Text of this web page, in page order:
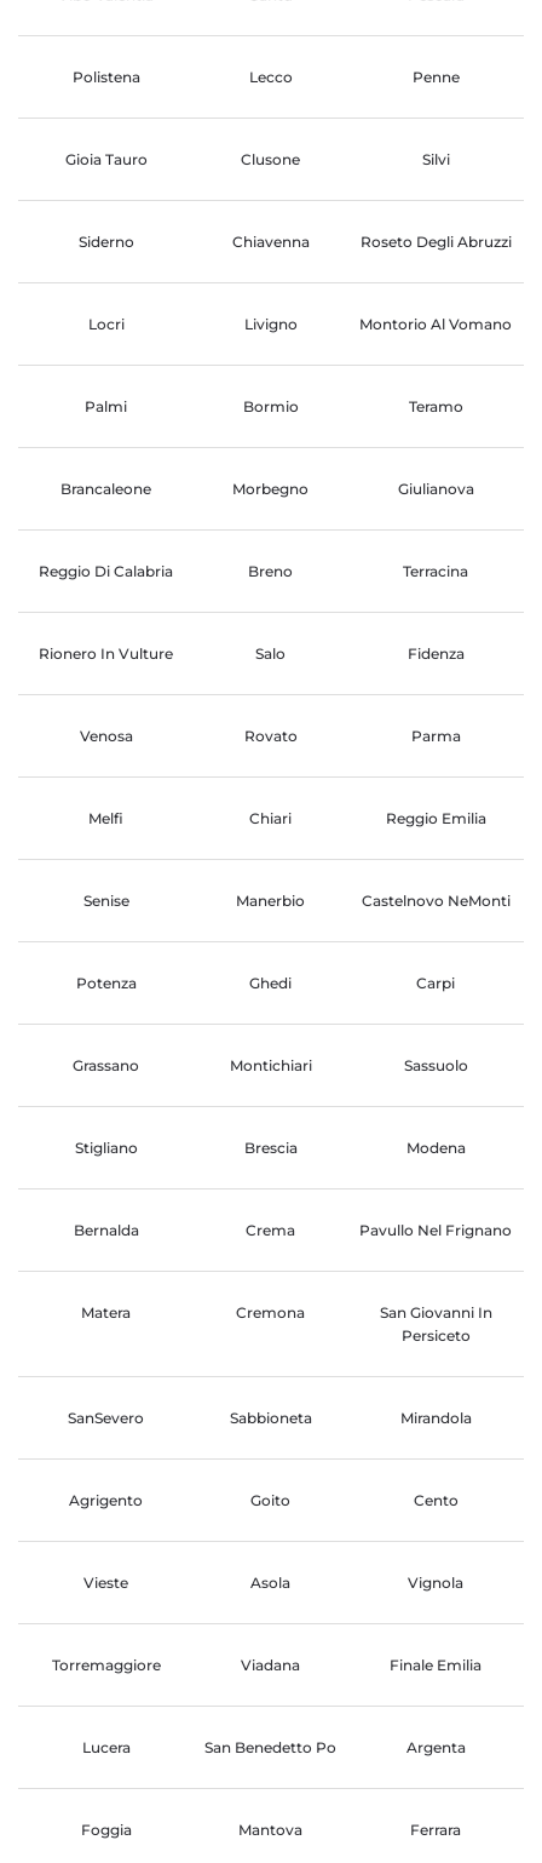
Polistena Lecco Penne
Gioia Tauro Clusone Silvi
Siderno Chiavenna Roseto Degli Abruzzi
Locri Livigno Montorio Al Vomano
Palmi Bormio Teramo
Brancaleone Morbegno Giulianova
Reggio Di Calabria Breno Terracina
Rionero In Vulture Salo Fidenza
Venosa Rovato Parma
Melfi Chiari Reggio Emilia
Senise Manerbio Castelnovo NeMonti
Potenza Ghedi Carpi
Grassano Montichiari Sassuolo
Stigliano Brescia Modena
Bernalda Crema Pavullo Nel Frignano
Matera Cremona
San Giovanni In
Persiceto
SanSevero Sabbioneta Mirandola
Agrigento Goito Cento
Vieste Asola Vignola
Torremaggiore Viadana Finale Emilia
Lucera San Benedetto Po Argenta
Foggia Mantova Ferrara